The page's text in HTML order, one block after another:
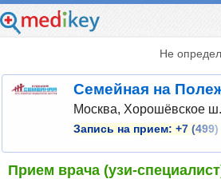
Не
Семейная на
Москва, Хорошёвское
Запись на прием: +7 (499)
Прием врача (узи-